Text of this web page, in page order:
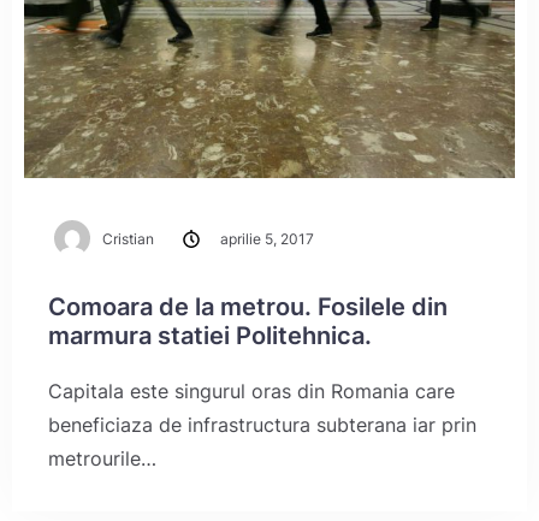
Cristian aprilie 5, 2017
Comoara de la metrou. Fosilele din
marmura statiei Politehnica.
Capitala este singurul oras din Romania care
beneficiaza de infrastructura subterana iar prin
metrourile…